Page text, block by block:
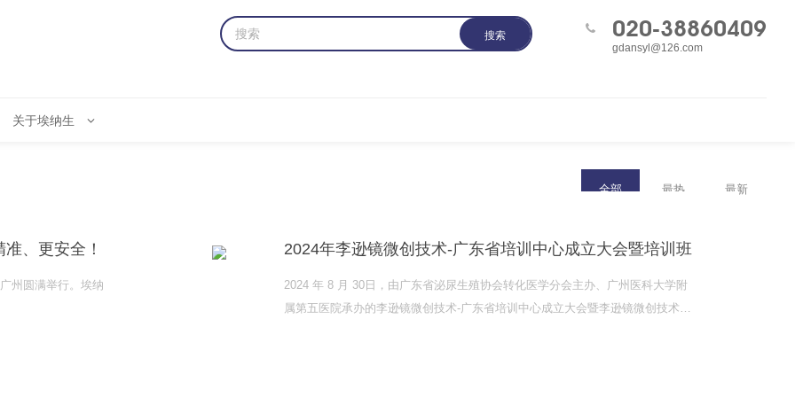
020-38860409
gdansyl@126.com
搜索
关于埃纳生
全部 最热 最新
、更安全！
州圆满举行。埃纳
2024年李逊镜微创技术-广东省培训中心成立大会暨培训班
2024 年 8 月 30日，由广东省泌尿生殖协会转化医学分会主办、广州医科大学附
属第五医院承办的李逊镜微创技术-广东省培训中心成立大会暨李逊镜微创技术培